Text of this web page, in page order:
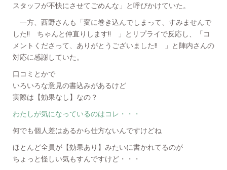
スタッフが不快にさせてごめんな」と呼びかけていた。
一方、西野さんも「変に巻き込んでしまって、すみませんで
した!! ちゃんと仲直りします!! 」とリプライで反応し、「コ
メントくださって、ありがとうございました!! 」と陣内さんの
対応に感謝していた。
口コミとかで
いろいろな意見の書込みがあるけど
実際は【効果なし】なの？
わたしが気になっているのはコレ・・・
何でも個人差はあるから仕方ないんですけどね
ほとんど全員が【効果あり】みたいに書かれてるのが
ちょっと怪しい気もすんですけど・・・